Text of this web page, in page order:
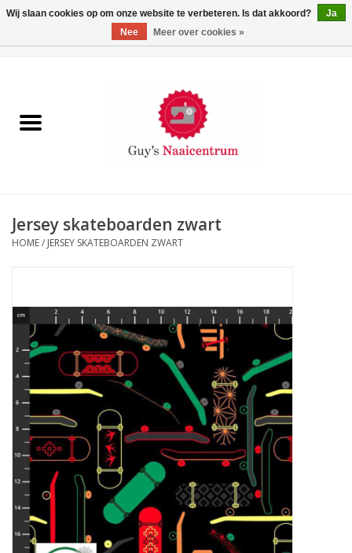
Machines
Paspoppen
Opbergsystemen
Hobby/Knutselen
Stoffen
Breien en haken
Handwerk
Jersey skateboarden zwart
HOME/ JERSEY SKATEBOARDEN ZWART
Wij slaan cookies op om onze website te verbeteren. Is dat akkoord?
Ja
Nee
Meer over cookies »